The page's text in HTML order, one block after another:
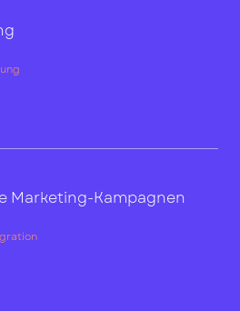
Marketing-Kampagnen